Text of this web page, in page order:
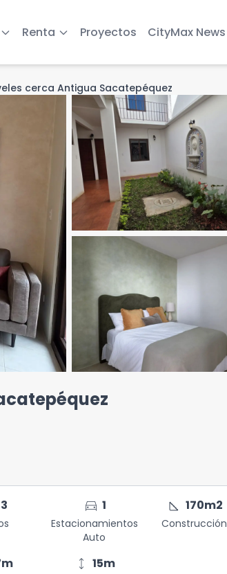
Renta Proyectos CityMax News
cerca Antigua Sacatepéquez
3 directions_car 1
Estacionamientos
Auto
square_foot 170m2
Construcción
m height 15m